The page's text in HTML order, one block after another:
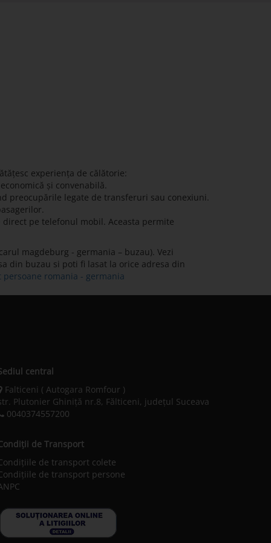
experiența de călătorie:
și convenabilă.
preocupările legate de transferuri sau conexiuni.
pe telefonul mobil. Aceasta permite
magdeburg - germania – buzau). Vezi
din buzau si poti fi lasat la orice adresa din
romania - germania
central
Falticeni ( Autogara Romfour )
Plutonier Ghiniţă nr.8, Fălticeni, judeţul Suceava
0040374557200
de Transport
de transport colete
de transport persone